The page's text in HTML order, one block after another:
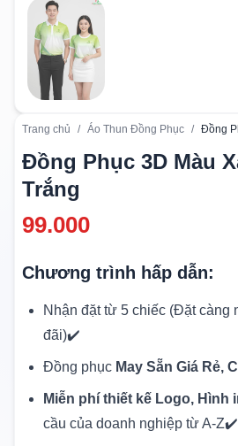
Trang chủ / Áo Thun Đồng Phục / Đồng
Đồng Phục 3D Màu
Trắng
99.000
Chương trình hấp dẫn:
Nhận đặt từ 5 chiếc (Đặt càng
đãi)✔️
Đồng phục May Sẵn Giá Rẻ,
Miễn phí thiết kế Logo, Hình
cầu của doanh nghiệp từ A-Z✔️